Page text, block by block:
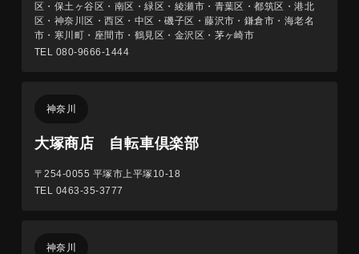
区・保土ヶ谷区・南区・緑区・綾瀬市・青葉区・都筑区・港北
区・神奈川区・西区・中区・磯子区・藤沢市・鎌倉市・海老名
市・寒川町・座間市・鶴見区・金沢区・茅ヶ崎市
TEL 080-9666-1444
神奈川
大塚商店 自転車倶楽部
〒254-0055 平塚市上平塚10-18
TEL 0463-35-3777
神奈川